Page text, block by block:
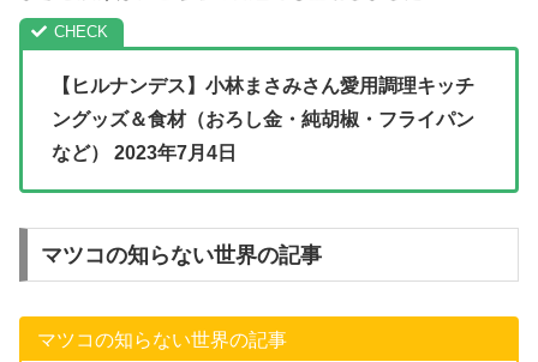
【ヒルナンデス】小林まさみさん愛用調理キッチ
ングッズ＆食材（おろし金・純胡椒・フライパン
など） 2023年7月4日
マツコの知らない世界の記事
マツコの知らない世界の記事